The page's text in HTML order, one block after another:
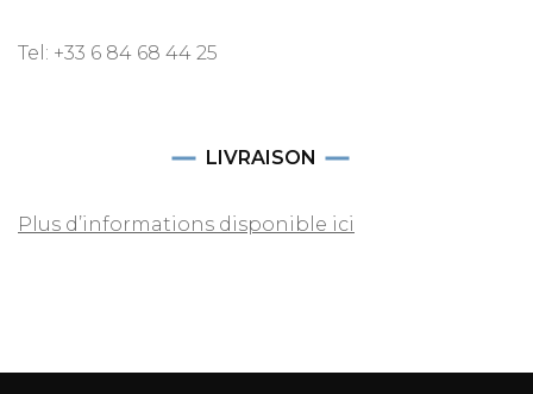
Tel: +33 6 84 68 44 25
LIVRAISON
Plus d’informations disponible ici